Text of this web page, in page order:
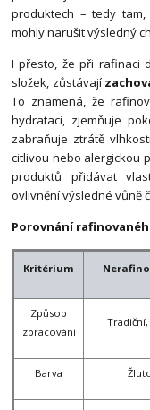
produktech – tedy
mohly narušit výsledný
I přesto, že při rafinaci
složek, zůstávají
To znamená, že
hydrataci, zjemňuje
zabraňuje ztrátě
citlivou nebo alergickou
produktů přidávat
ovlivnění výsledné vůně
Porovnání
Kritérium
Způsob
zpracování
Barva